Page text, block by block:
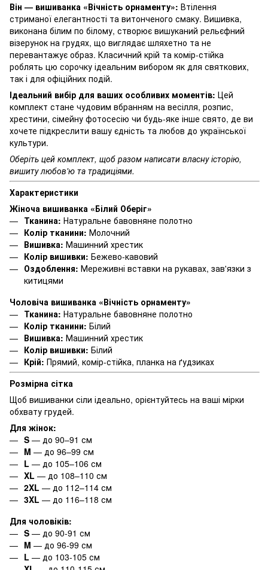
Він — вишиванка «Вічність орнаменту»: Втілення
стриманої елегантності та витонченого смаку. Вишивка,
виконана білим по білому, створює вишуканий рельєфний
візерунок на грудях, що виглядає шляхетно та не
перевантажує образ. Класичний крій та комір-стійка
роблять цю сорочку ідеальним вибором як для святкових,
так і для офіційних подій.
Ідеальний вибір для ваших особливих моментів: Цей
комплект стане чудовим вбранням на весілля, розпис,
хрестини, сімейну фотосесію чи будь-яке інше свято, де ви
хочете підкреслити вашу єдність та любов до української
культури.
Оберіть цей комплект, щоб разом написати власну історію,
вишиту любов'ю та традиціями.
Характеристики
Жіноча вишиванка «Білий Оберіг»
Тканина: Натуральне бавовняне полотно
Колір тканини: Молочний
Вишивка: Машинний хрестик
Колір вишивки: Бежево-кавовий
Оздоблення: Мереживні вставки на рукавах, зав'язки з
китицями
Чоловіча вишиванка «Вічність орнаменту»
Тканина: Натуральне бавовняне полотно
Колір тканини: Білий
Вишивка: Машинний хрестик
Колір вишивки: Білий
Крій: Прямий, комір-стійка, планка на ґудзиках
Розмірна сітка
Щоб вишиванки сіли ідеально, орієнтуйтесь на ваші мірки
обхвату грудей.
Для жінок:
S — до 90–91 см
M — до 96–99 см
L — до 105–106 см
XL — до 108–110 см
2XL — до 112–114 см
3XL — до 116–118 см
Для чоловіків:
S — до 90-91 см
M — до 96-99 см
L — до 103-105 см